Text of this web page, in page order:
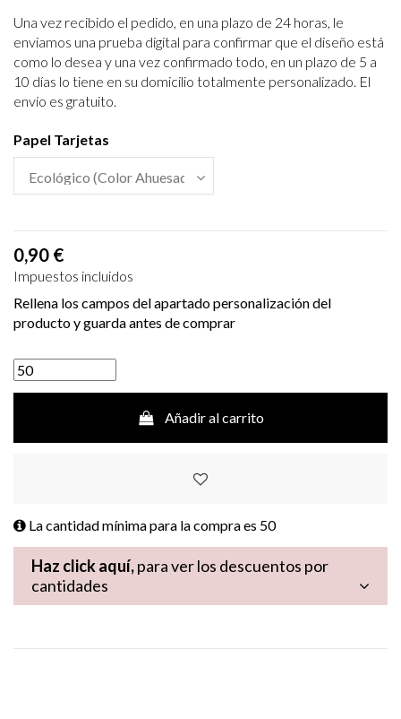
Una vez recibido el pedido, en una plazo de 24 horas, le
enviamos una prueba digital para confirmar que el diseño está
como lo desea y una vez confirmado todo, en un plazo de 5 a
10 días lo tiene en su domicilio totalmente personalizado. El
envío es gratuito.
Papel Tarjetas
0,90 €
Impuestos incluidos
Rellena los campos del apartado personalización del
producto y guarda antes de comprar
Añadir al carrito
La cantidad mínima para la compra es 50
Haz click aquí,para ver los descuentos por
cantidades